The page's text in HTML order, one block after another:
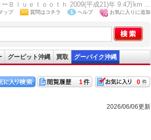
ｌｕｅｔｏｏｔｈ 2009(平成21)年 9.4万km ...
ップ 質問はコチラ ヘルプ お気に入りに追加
グーピット沖縄 買取 グーバイク沖縄
0
1
2026/06/06更新